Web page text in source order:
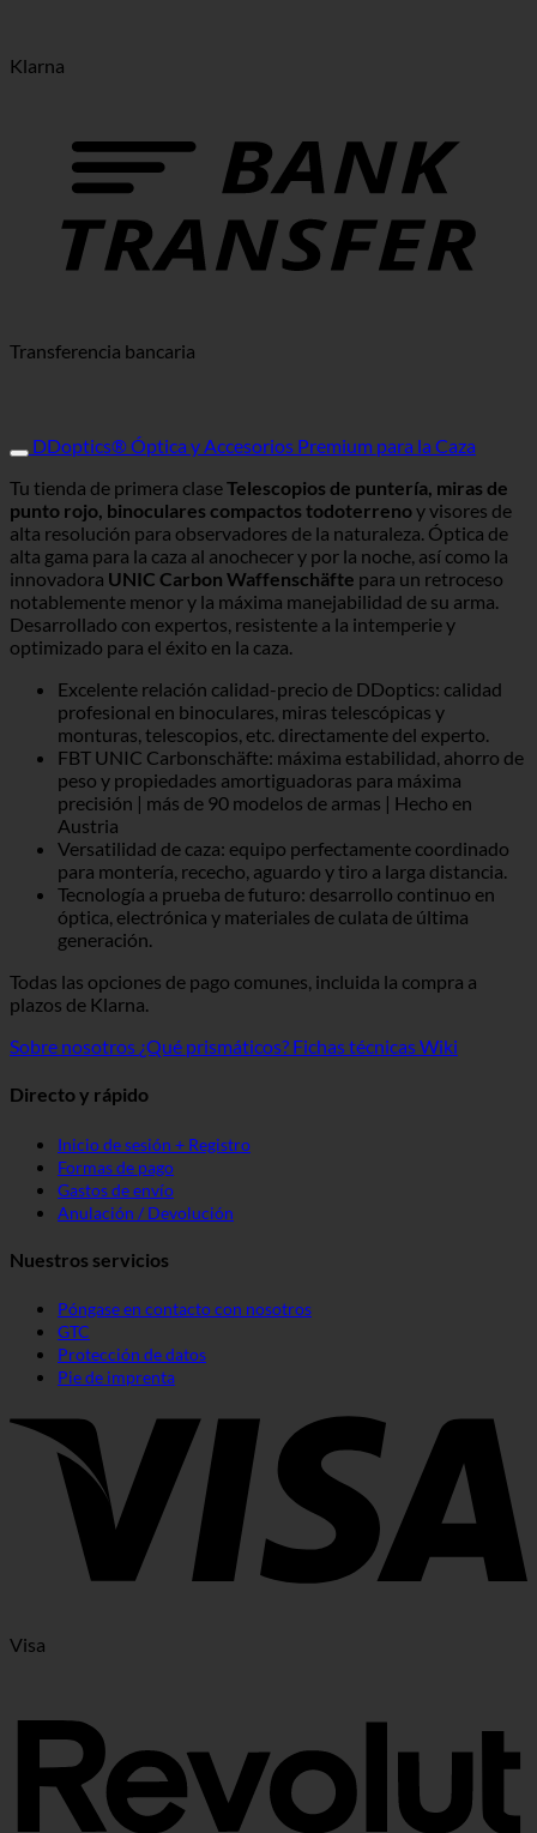
Klarna
Transferencia bancaria
DDoptics® Óptica y Accesorios Premium para la Caza
Tu tienda de primera claseTelescopios de puntería, miras de
punto rojo, binoculares compactos todoterrenoy visores de
alta resolución para observadores de la naturaleza. Óptica de
alta gama para la caza al anochecer y por la noche, así como la
innovadora UNIC Carbon Waffenschäfte para un retroceso
notablemente menor y la máxima manejabilidad de su arma.
Desarrollado con expertos, resistente a la intemperie y
optimizado para el éxito en la caza.
Excelente relación calidad-precio de DDoptics: calidad
profesional en binoculares, miras telescópicas y
monturas, telescopios, etc. directamente del experto.
FBT UNIC Carbonschäfte: máxima estabilidad, ahorro de
peso y propiedades amortiguadoras para máxima
precisión | más de 90 modelos de armas | Hecho en
Austria
Versatilidad de caza: equipo perfectamente coordinado
para montería, rececho, aguardo y tiro a larga distancia.
Tecnología a prueba de futuro: desarrollo continuo en
óptica, electrónica y materiales de culata de última
generación.
Todas las opciones de pago comunes, incluida la compra a
plazos de Klarna.
Sobre nosotros ¿Qué prismáticos? Fichas técnicas Wiki
Directo y rápido
Inicio de sesión + Registro
Formas de pago
Gastos de envío
Anulación / Devolución
Nuestros servicios
Póngase en contacto con nosotros
GTC
Protección de datos
Pie de imprenta
Visa